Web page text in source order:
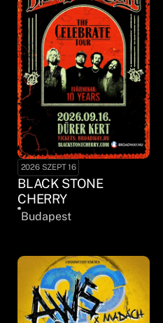
2026 SZEPT 16
BLACK STONE
CHERRY
Budapest